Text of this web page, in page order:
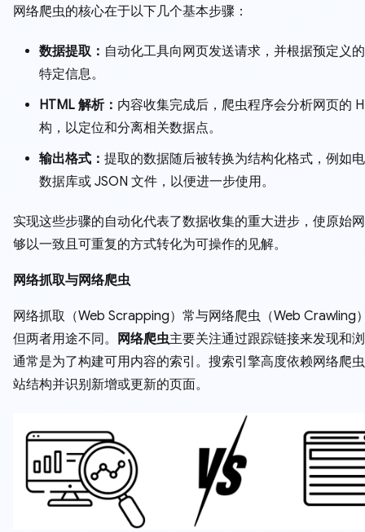
网络爬虫的核心在于以下几个基本步骤：
数据提取： 自动化工具向网页发送请求，并根据预定义
特定信息。
HTML 解析： 内容收集完成后，爬虫程序会分析网页的
构，以定位和分离相关数据点。
输出格式： 提取的数据随后被转换为结构化格式，例如
数据库或 JSON 文件，以便进一步使用。
实现这些步骤的自动化代表了数据收集的重大进步，使原始
够以一致且可重复的方式转化为可操作的见解。
网络抓取与网络爬虫
网络抓取（Web Scrapping）常与网络爬虫（Web Crawling
但两者用途不同。
网络爬虫主要关注通过跟踪链接来发现和
通常是为了构建可用内容的索引。搜索引擎高度依赖网络爬
站结构并识别新增或更新的页面。